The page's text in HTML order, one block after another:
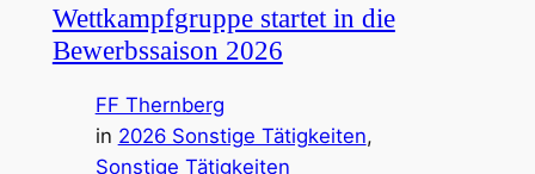
Wettkampfgruppe startet in die
Bewerbssaison 2026
FF Thernberg
in 2026 Sonstige Tätigkeiten
Sonstige Tätigkeiten